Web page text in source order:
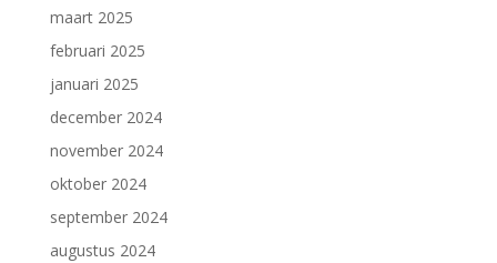
maart 2025
februari 2025
januari 2025
december 2024
november 2024
oktober 2024
september 2024
augustus 2024